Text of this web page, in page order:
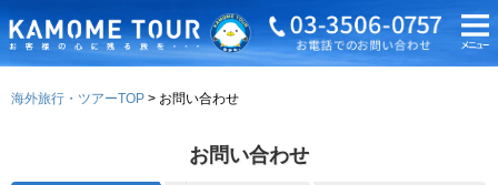
海外旅行・ツアーTOP お問い合わせ
お問い合わせ